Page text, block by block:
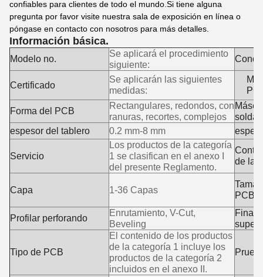
confiables para clientes de todo el mundo.Si tiene alguna
pregunta por favor visite nuestra sala de exposición en línea o
póngase en contacto con nosotros para más detalles.
Información básica.
Modelo no.
Se aplicará el procedimiento
siguiente:
Certificado
Se aplicarán las siguientes
medidas:
Forma del PCB
Rectangulares, redondos, con
ranuras, recortes, complejos
espesor del tablero
0.2 mm-8 mm
Servicio
Los productos de la categoría
1 se clasifican en el anexo I
del presente Reglamento.
de la
Capa 1-36 Capas
PCB
Profilar perforando
Enrutamiento, V-Cut,
Beveling
Tipo de PCB
El contenido de los productos
de la categoría 1 incluye los
productos de la categoría 2
incluidos en el anexo II.